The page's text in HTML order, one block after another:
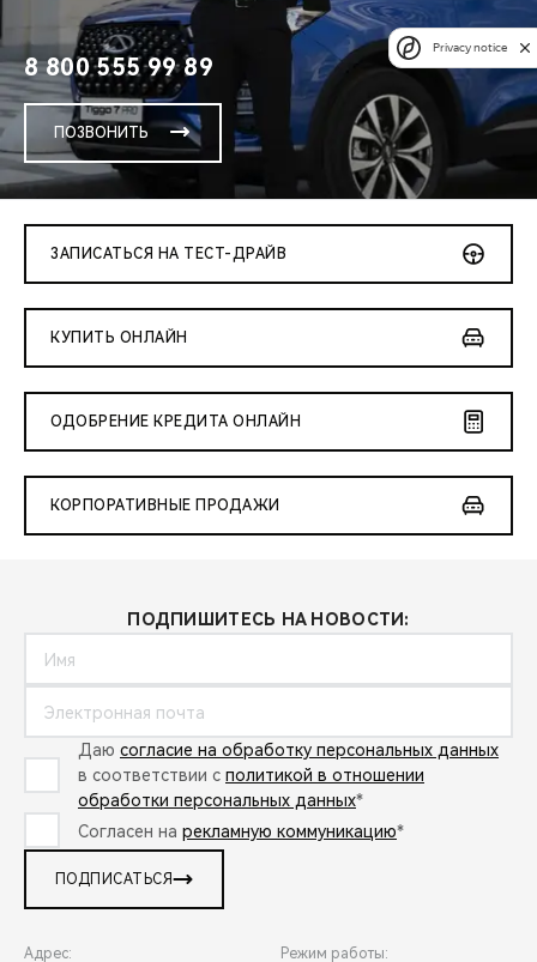
8 800 555 99 89
ПОЗВОНИТЬ
ЗАПИСАТЬСЯ НА ТЕСТ-ДРАЙВ
КУПИТЬ ОНЛАЙН
ОДОБРЕНИЕ КРЕДИТА ОНЛАЙН
КОРПОРАТИВНЫЕ ПРОДАЖИ
ПОДПИШИТЕСЬ НА НОВОСТИ:
Даю согласие на обработку персональных данных
в соответствии с политикой в отношении
обработки персональных данных*
Согласен на рекламную коммуникацию*
ПОДПИСАТЬСЯ
Адрес: Режим работы:
Privacy notice